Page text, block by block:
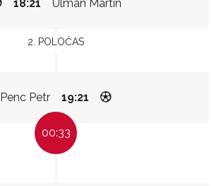
Ulman Martin
18:21
2. POLOČAS
Penc Petr 19:21
00:33